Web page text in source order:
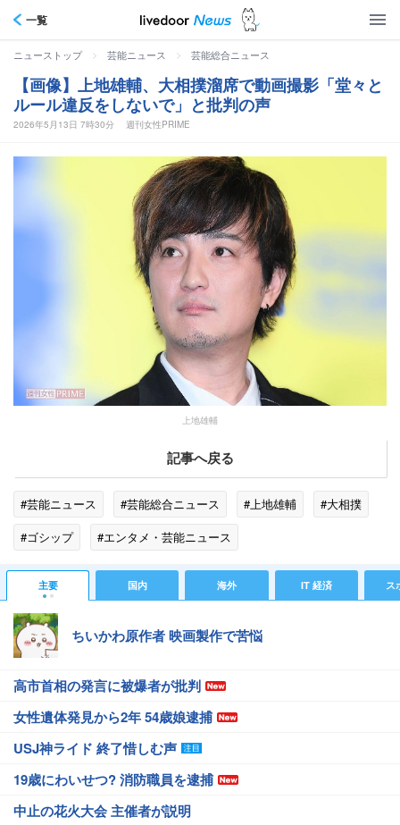
一覧
ニューストップ > 芸能ニュース > 芸能総合ニュース
【画像】上地雄輔、大相撲溜席で動画撮影「堂々と
ルール違反をしないで」と批判の声
2026年5月13日 7時30分 週刊女性PRIME
上地雄輔
記事へ戻る
#芸能ニュース #芸能総合ニュース #上地雄輔
#大相撲
#ゴシップ
#エンタメ・芸能ニュース
主要 国内 海外 IT 経済 ス
ちいかわ原作者 映画製作で苦悩
高市首相の発言に被爆者が批判
女性遺体発見から2年 54歳娘逮捕
USJ神ライド 終了惜しむ声
19歳にわいせつ? 消防職員を逮捕
中止の花火大会 主催者が説明